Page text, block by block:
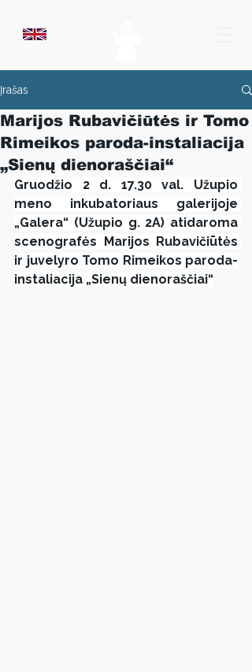
Įrašas
Marijos Rubavičiūtės ir Tomo
Rimeikos paroda-instaliacija
„Sienų dienoraščiai“
Gruodžio 2 d. 17.30 val. Užupio
meno inkubatoriaus galerijoje
„Galera“ (Užupio g. 2A) atidaroma
scenografės Marijos Rubavičiūtės
ir juvelyro Tomo Rimeikos paroda-
instaliacija „Sienų dienoraščiai“